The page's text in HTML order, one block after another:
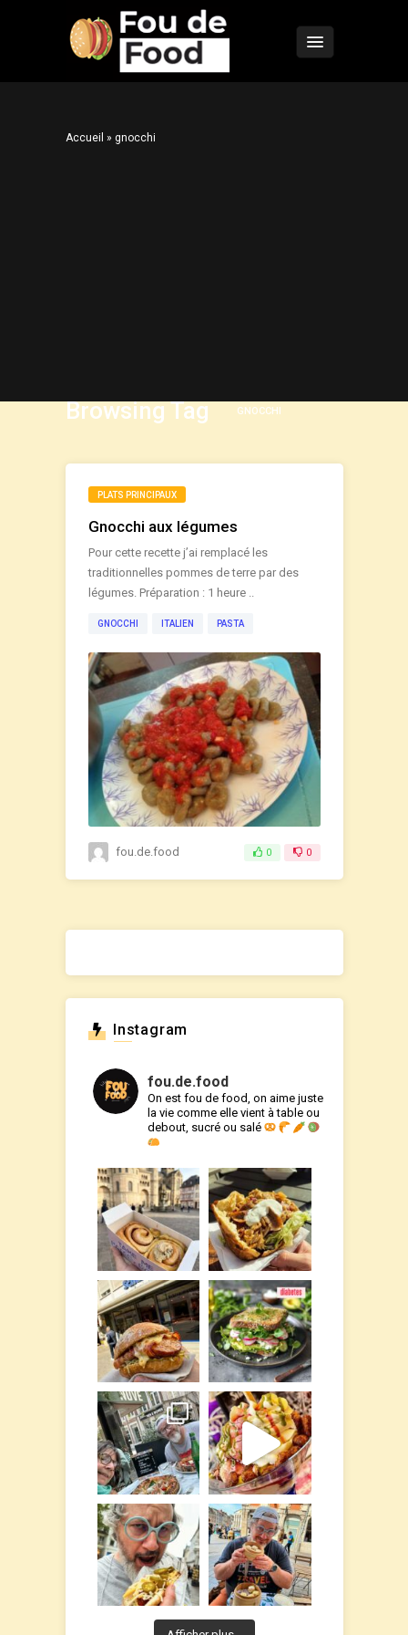
Accueil » gnocchi
Browsing Tag GNOCCHI
PLATS PRINCIPAUX
Gnocchi aux légumes
Pour cette recette j’ai remplacé les
traditionnelles pommes de terre par des
légumes. Préparation : 1 heure ..
GNOCCHI ITALIEN PASTA
fou.de.food 0 0
Instagram
fou.de.food
On est fou de food, on aime juste
la vie comme elle vient à table ou
debout, sucré ou salé